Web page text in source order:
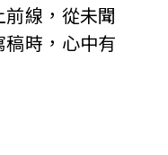
線，從未聞
時，心中有